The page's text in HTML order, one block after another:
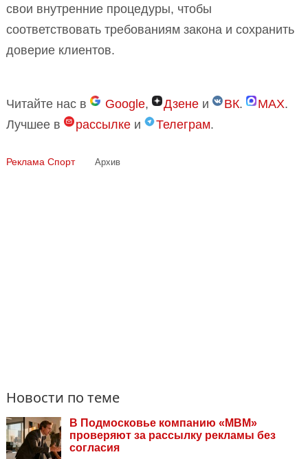
свои внутренние процедуры, чтобы
соответствовать требованиям закона и сохранить
доверие клиентов.
Читайте нас в Google, Дзене и ВК. MAX.
Лучшее в
рассылке и Телеграм.
Реклама Спорт Архив
Новости по теме
В Подмосковье компанию «МВМ»
проверяют за рассылку рекламы без
согласия